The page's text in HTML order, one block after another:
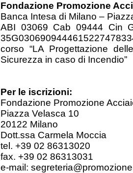
Fondazione Promozione
Banca Intesa di Milano –
ABI 03069 Cab 09444 Cin
corso “LA Progettazione
Sicurezza in caso di Incendio”
Per le iscrizioni:
Fondazione Promozione
Piazza Velasca 10
20122 Milano
Dott.ssa Carmela Moccia
tel. +39 02 86313020
fax. +39 02 86313031
e-mail: